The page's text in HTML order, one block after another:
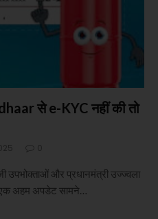
से e-KYC नहीं की तो
0
उपभोक्ताओं और प्रधानमंत्री उज्ज्वला
एक अहम अपडेट सामने…